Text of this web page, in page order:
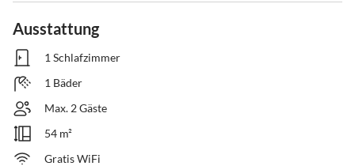
Ausstattung
1 Schlafzimmer
1 Bäder
Max. 2 Gäste
54 m²
Gratis WiFi